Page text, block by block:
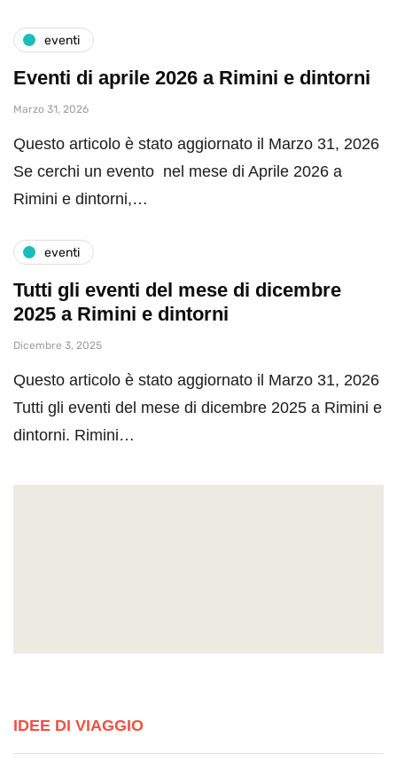
eventi
Eventi di aprile 2026 a Rimini e dintorni
Marzo 31, 2026
Questo articolo è stato aggiornato il Marzo 31, 2026
Se cerchi un evento nel mese di Aprile 2026 a
Rimini e dintorni,…
eventi
Tutti gli eventi del mese di dicembre
2025 a Rimini e dintorni
Dicembre 3, 2025
Questo articolo è stato aggiornato il Marzo 31, 2026
Tutti gli eventi del mese di dicembre 2025 a Rimini e
dintorni. Rimini…
IDEE DI VIAGGIO